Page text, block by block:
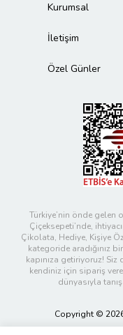
Kurumsal
İletişim
Özel Günler
Türkiye’nin önde gelen
Çiçeksepeti’nde,
Çikolata, Hediye, Kişiye
kategoride aradığınız
kapınıza getiriyoruz!
kendiniz için sipariş
dünyasıyla
Copyright ©